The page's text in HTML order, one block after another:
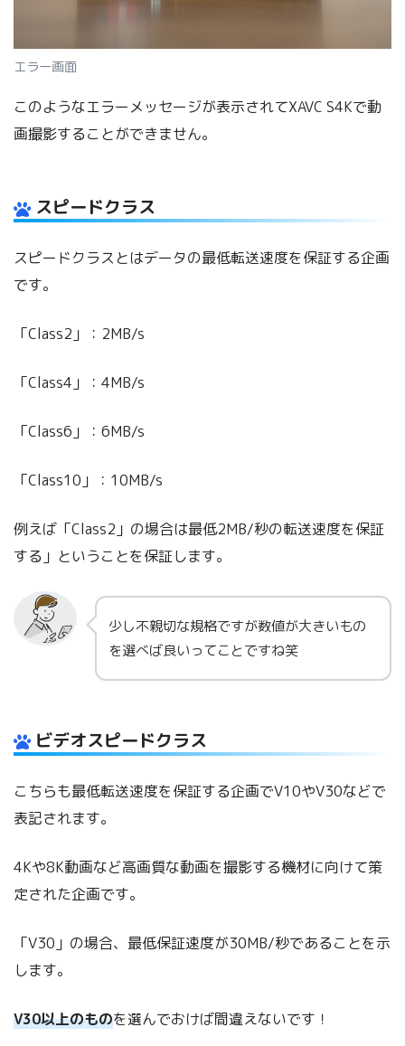
エラー画面
このようなエラーメッセージが表示されてXAVC S4Kで動
画撮影することができません。
スピードクラス
スピードクラスとはデータの最低転送速度を保証する企画
です。
「Class2」：2MB/s
「Class4」：4MB/s
「Class6」：6MB/s
「Class10」：10MB/s
例えば「Class2」の場合は最低2MB/秒の転送速度を保証
する」ということを保証します。
少し不親切な規格ですが数値が大きいもの
を選べば良いってことですね笑
ビデオスピードクラス
こちらも最低転送速度を保証する企画でV10やV30などで
表記されます。
4Kや8K動画など高画質な動画を撮影する機材に向けて策
定された企画です。
「V30」の場合、最低保証速度が30MB/秒であることを示
します。
V30以上のものを選んでおけば間違えないです！